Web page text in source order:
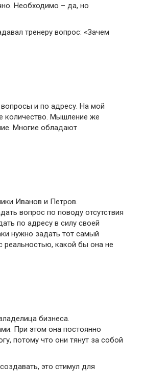
Необходимо – да, но
тренеру вопрос: «Зачем
и по адресу. На мой
количество. Мышление же
Многие обладают
Иванов и Петров.
вопрос по поводу отсутствия
по адресу в силу своей
нужно задать тот самый
реальностью, какой бы она не
бизнеса.
При этом она постоянно
потому что они тянут за собой
это стимул для